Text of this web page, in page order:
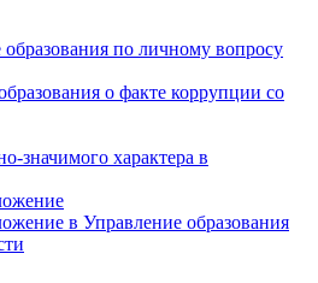
по личному вопросу
о факте коррупции со
значимого характера в
в Управление образования